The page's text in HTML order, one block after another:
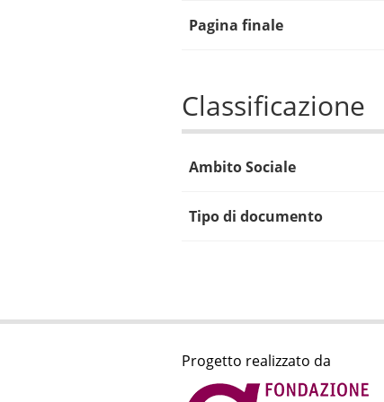
Pagina finale
Classificazione
Ambito Sociale
Tipo di documento
Progetto realizzato da